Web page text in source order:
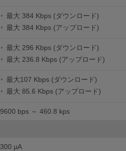
最大 384 Kbps (ダウンロード)
最大 384 Kbps (アップロード)
最大 296 Kbps (ダウンロード)
最大 236.8 Kbps (アップロード)
最大107 Kbps (ダウンロード)
最大 85.6 Kbps (アップロード)
9600 bps ～ 460.8 kps
300 µA